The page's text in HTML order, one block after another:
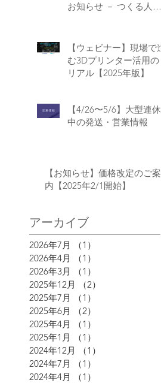
お知らせ － つくる人が
Osaka】
【ウェビナー】現場で進
む3Dプリンター活用の
リアル【2025年版】
【4/26〜5/6】大型連休
中の発送・営業情報
【お知らせ】価格改定のご案
内【2025年2/1開始】
アーカイブ
2026年7月 （1）
2026年4月
（1）
2026年3月
（1）
2025年12月
（2）
2025年7月
（1）
2025年6月
（2）
2025年4月
（1）
2025年1月
（1）
2024年12月
（1）
2024年7月
（1）
2024年4月
（1）